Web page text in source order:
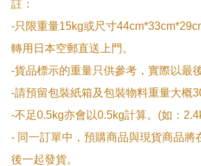
註：
-只限重量15kg或尺寸
轉用日本空郵直送上門。
-貨品標示的重量只供參考，實際以最
-請預留包裝紙箱及包裝物料重量大概
-不足0.5kg亦會以0.5kg計算。(如：
- 同一訂單中，預購商品與現貨商品將
後一起發貨。